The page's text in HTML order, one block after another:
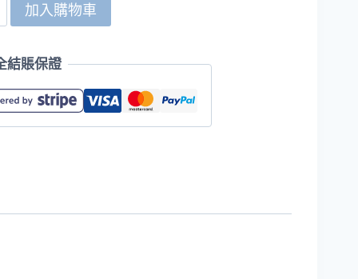
加入購物車
結賬保證